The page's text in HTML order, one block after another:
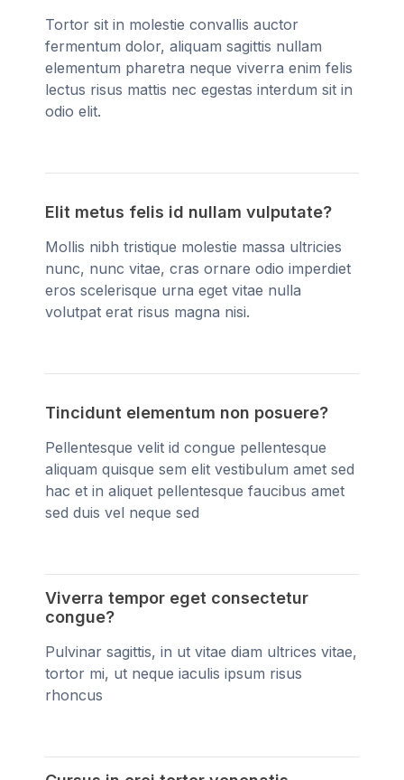
Tortor sit in molestie convallis auctor
fermentum dolor, aliquam sagittis nullam
elementum pharetra neque viverra enim felis
lectus risus mattis nec egestas interdum sit in
odio elit.
Elit metus felis id nullam vulputate?
Mollis nibh tristique molestie massa ultricies
nunc, nunc vitae, cras ornare odio imperdiet
eros scelerisque urna eget vitae nulla
volutpat erat risus magna nisi.
Tincidunt elementum non posuere?
Pellentesque velit id congue pellentesque
aliquam quisque sem elit vestibulum amet sed
hac et in aliquet pellentesque faucibus amet
sed duis vel neque sed
Viverra tempor eget consectetur
congue?
Pulvinar sagittis, in ut vitae diam ultrices vitae,
tortor mi, ut neque iaculis ipsum risus
rhoncus